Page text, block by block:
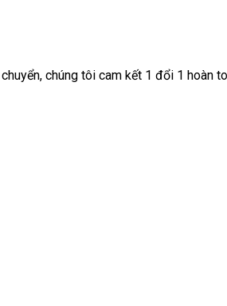
chúng tôi cam kết 1 đổi 1 hoàn